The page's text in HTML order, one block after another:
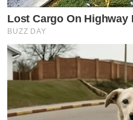
Lost Cargo On Highway
BUZZ DAY